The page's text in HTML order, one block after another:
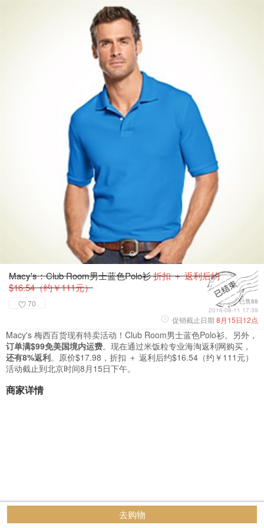
Macy's：Club Room男士蓝色Polo衫折扣 ＋ 返利后约
$16.54（约￥111元）
70
已售88
2016-08-11 17:39
促销截止日期 8月15日12点
Macy's 梅西百货现有特卖活动！Club Room男士蓝色Polo衫。另外，
订单满$99免美国境内运费。现在通过米饭粒专业海淘返利网购买，
还有8%返利。原价$17.98，折扣 ＋ 返利后约$16.54（约￥111元）
活动截止到北京时间8月15日下午。
商家详情
去购物